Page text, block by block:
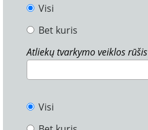
Visi
Bet kuris
Atliekų tvarkymo veiklos rūšis
Visi